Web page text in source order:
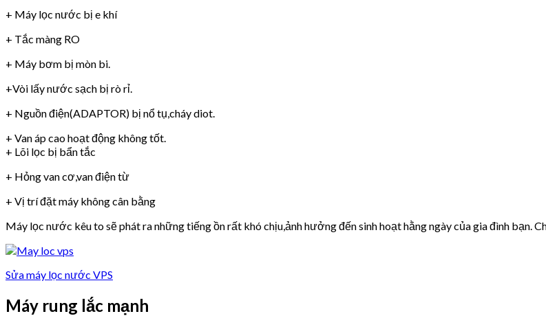
+ Máy lọc nước bị e khí
+ Tắc màng RO
+ Máy bơm bị mòn bi.
+Vòi lấy nước sạch bị rò rỉ.
+ Nguồn điện(ADAPTOR) bị nổ tụ,cháy diot.
+ Van áp cao hoạt động không tốt.
+ Lõi lọc bị bẩn tắc
+ Hỏng van cơ,van điện từ
+ Vị trí đặt máy không cân bằng
Máy lọc nước kêu to sẽ phát ra những tiếng ồn rất khó chịu,ảnh hưởng đến sinh hoạt hằng ngày của gia đình bạn.
Sửa máy lọc nước VPS
Máy rung lắc mạnh